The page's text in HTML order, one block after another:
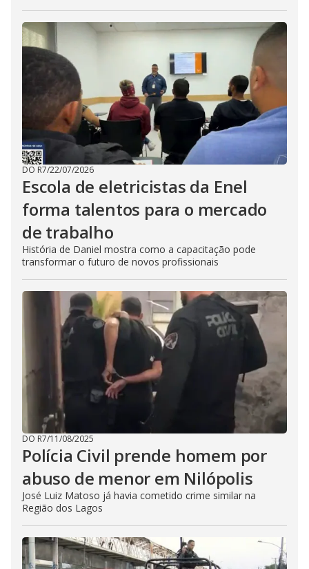
DO R7/22/07/2026
Escola de eletricistas da Enel
forma talentos para o mercado
de trabalho
História de Daniel mostra como a capacitação pode
transformar o futuro de novos profissionais
DO R7/11/08/2025
Polícia Civil prende homem por
abuso de menor em Nilópolis
José Luiz Matoso já havia cometido crime similar na
Região dos Lagos